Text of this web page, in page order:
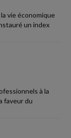
vie économique
un index
à la
faveur du